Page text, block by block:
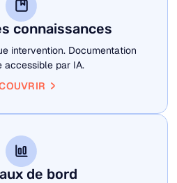
connaissances
intervention. Documentation
accessible par IA.
de bord